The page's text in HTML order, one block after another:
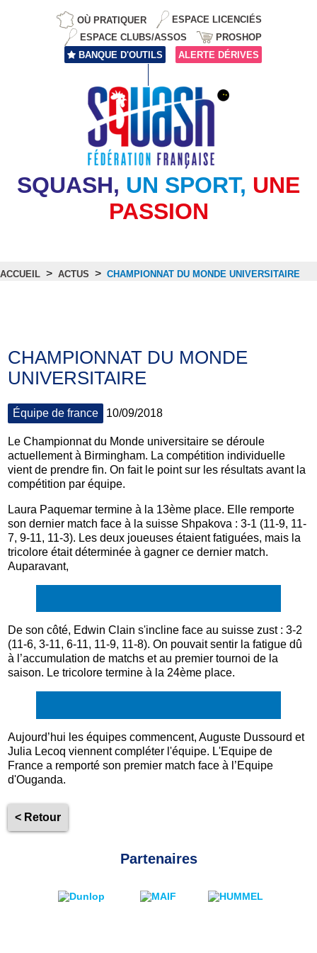
OÙ PRATIQUER
ESPACE LICENCIÉS
ESPACE CLUBS/ASSOS
PROSHOP
BANQUE D'OUTILS
ALERTE DÉRIVES
SQUASH, UN SPORT, UNE
PASSION
ACCUEIL > ACTUS > CHAMPIONNAT DU MONDE UNIVERSITAIRE
CHAMPIONNAT DU MONDE
UNIVERSITAIRE
Équipe de france 10/09/2018
Le Championnat du Monde universitaire se déroule
actuellement à Birmingham. La compétition individuelle
vient de prendre fin. On fait le point sur les résultats avant la
compétition par équipe.
Laura Paquemar termine à la 13ème place. Elle remporte
son dernier match face à la suisse Shpakova : 3-1 (11-9, 11-
7, 9-11, 11-3). Les deux joueuses étaient fatiguées, mais la
tricolore était déterminée à gagner ce dernier match.
Auparavant,
De son côté, Edwin Clain s'incline face au suisse zust : 3-2
(11-6, 3-11, 6-11, 11-9, 11-8). On pouvait sentir la fatigue dû
à l’accumulation de matchs et au premier tournoi de la
saison. Le tricolore termine à la 24ème place.
Aujourd’hui les équipes commencent, Auguste Dussourd et
Julia Lecoq viennent compléter l'équipe. L'Equipe de
France a remporté son premier match face à l’Equipe
d'Ouganda.
< Retour
Partenaires